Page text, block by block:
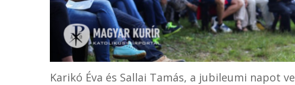
Karikó Éva és Sallai Tamás, a jubileumi napot